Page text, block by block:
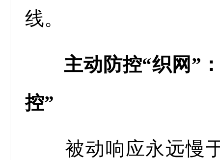
线。
主动防控“织网”
控”
被动响应永远慢于